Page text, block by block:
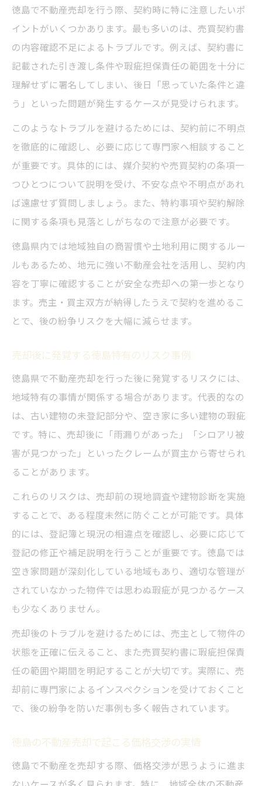
安点
売却準備時に徳島で起こりやすい落とし穴
境界や説明不足が招く徳島県の売却リスク解説
徳島不動産売却時の境界確認が重要な理由
説明不足が徳島不動産売却後の紛争を招く
背景
境界問題で徳島不動産売却が長引くリスク
徳島不動産売却における正確な情報提供の
必要性
徳島の不動産売却で境界トラブルを防ぐ方
法
安心のために徳島不動産売却で意識すべき工夫
徳島不動産売却で信頼できる専門家を選ぶ
コツ
徳島の不動産売却で事前調査が安心につな
がる理由
クレームや責任問題に備える実践的な対策とは
徳島売却で発生しやすい瑕疵担保責任への
備え
徳島不動産売却で証拠を残すためのポイン
ト
売却後の徳島不動産トラブル相談先を知る
重要性
徳島県で不動産売却を安全に進めるチェックポ
イント
徳島不動産売却で事前に確認したい重要項
徳島の不動産売却を安全に進めるための流
れ
徳島で不動産売却を行う際、契約時に特に注意したいポ
イントがいくつかあります。最も多いのは、売買契約書
の内容確認不足によるトラブルです。例えば、契約書に
記載された引き渡し条件や瑕疵担保責任の範囲を十分に
理解せずに署名してしまい、後日「思っていた条件と違
う」といった問題が発生するケースが見受けられます。
このようなトラブルを避けるためには、契約前に不明点
を徹底的に確認し、必要に応じて専門家へ相談すること
が重要です。具体的には、媒介契約や売買契約の条項一
つひとつについて説明を受け、不安な点や不明点があれ
ば遠慮せず質問しましょう。また、特約事項や契約解除
に関する条項も見落としがちなので注意が必要です。
徳島県内では地域独自の商習慣や土地利用に関するルー
ルもあるため、地元に強い不動産会社を活用し、契約内
容を丁寧に確認することが安全な売却への第一歩となり
ます。売主・買主双方が納得したうえで契約を進めるこ
とで、後の紛争リスクを大幅に減らせます。
売却後に発覚する徳島特有のリスク事例
徳島県で不動産売却を行った後に発覚するリスクには、
地域特有の事情が関係する場合があります。代表的なの
は、古い建物の未登記部分や、空き家に多い建物の瑕疵
です。特に、売却後に「雨漏りがあった」「シロアリ被
害が見つかった」といったクレームが買主から寄せられ
ることがあります。
これらのリスクは、売却前の現地調査や建物診断を実施
することで、ある程度未然に防ぐことが可能です。具体
的には、登記簿と現況の相違点を確認し、必要に応じて
登記の修正や補足説明を行うことが重要です。徳島では
空き家問題が深刻化している地域もあり、適切な管理が
されていなかった物件では思わぬ瑕疵が見つかるケース
も少なくありません。
売却後のトラブルを避けるためには、売主として物件の
状態を正確に伝えること、また売買契約書に瑕疵担保責
任の範囲や期間を明記することが大切です。実際に、売
却前に専門家によるインスペクションを受けておくこと
で、後の紛争を防いだ事例も多く報告されています。
徳島の不動産売却で起こる価格交渉の実情
徳島で不動産を売却する際、価格交渉が思うように進ま